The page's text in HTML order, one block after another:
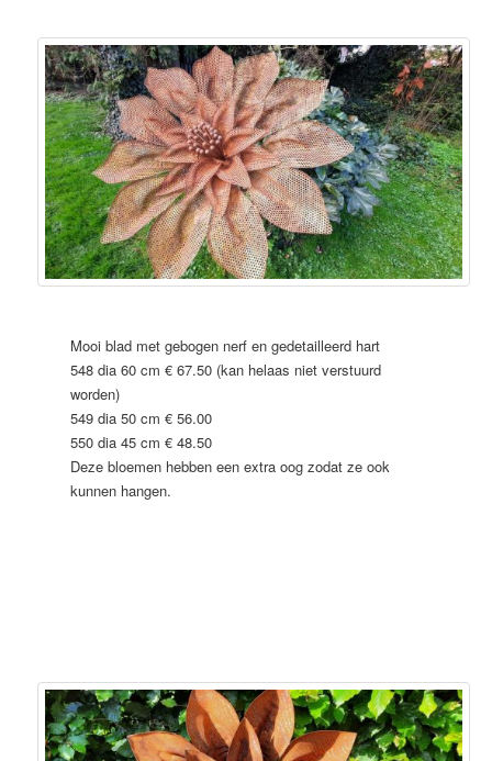
Mooi blad met gebogen nerf en gedetailleerd hart
548 dia 60 cm € 67.50 (kan helaas niet verstuurd
worden)
549 dia 50 cm € 56.00
550 dia 45 cm € 48.50
Deze bloemen hebben een extra oog zodat ze ook
kunnen hangen.